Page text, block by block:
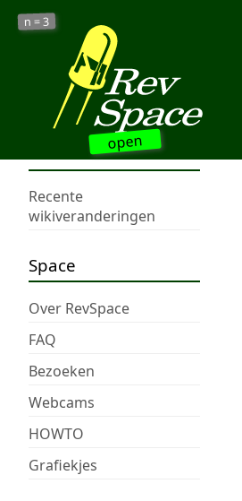
open
n =3
Recente
wikiveranderingen
Space
Over RevSpace
FAQ
Bezoeken
Webcams
HOWTO
Grafiekjes